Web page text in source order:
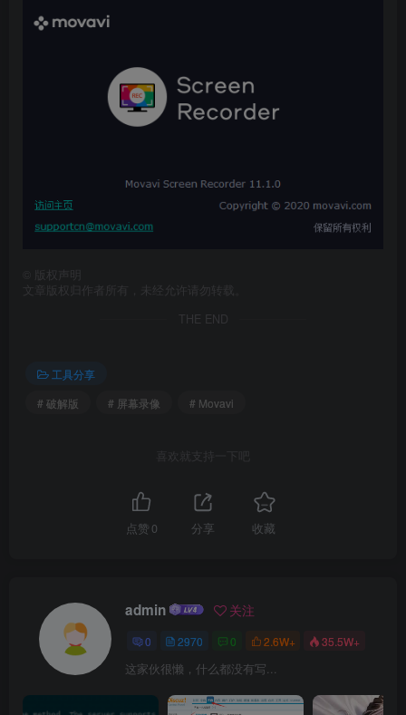
版权声明
文章版权归作者所有，未经允许请勿转载。
THE END
工具分享
# 破解版
# 屏幕录像 # Movavi
喜欢就支持一下吧
点赞 0 分享 收藏
admin 关注
0 2970 0 2.6W+ 35.5W+
这家伙很懒，什么都没有写...